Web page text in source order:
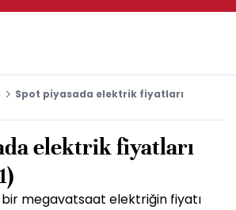
Spot piyasada elektrik fiyatları
elektrik fiyatları
megavatsaat elektriğin fiyatı